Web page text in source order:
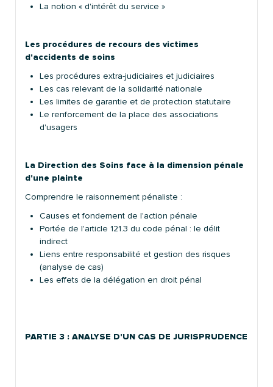
La notion « d'intérêt du service »
Les procédures de recours des victimes
d'accidents de soins
Les procédures extra-judiciaires et judiciaires
Les cas relevant de la solidarité nationale
Les limites de garantie et de protection statutaire
Le renforcement de la place des associations
d'usagers
La Direction des Soins face à la dimension pénale
d'une plainte
Comprendre le raisonnement pénaliste :
Causes et fondement de l'action pénale
Portée de l'article 121.3 du code pénal : le délit
indirect
Liens entre responsabilité et gestion des risques
(analyse de cas)
Les effets de la délégation en droit pénal
PARTIE 3 : ANALYSE D'UN CAS DE JURISPRUDENCE